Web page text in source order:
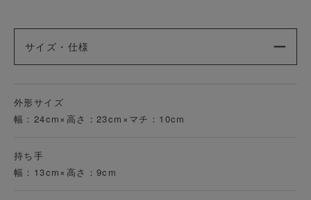
サイズ・仕様
外形サイズ
幅：24cm×高さ：23cm×マチ：10cm
持ち手
幅：13cm×高さ：9cm